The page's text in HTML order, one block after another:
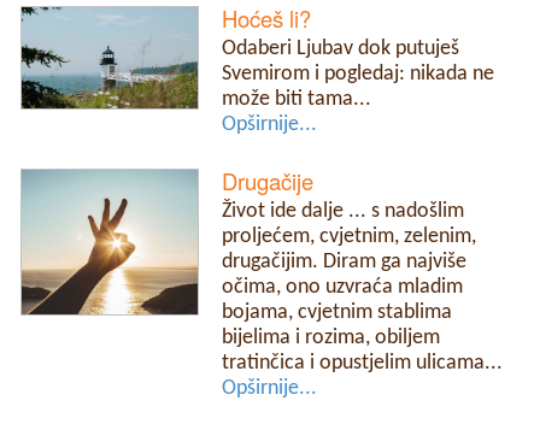
Hoćeš li?
Odaberi Ljubav dok putuješ
Svemirom i pogledaj: nikada ne
može biti tama...
Opširnije...
Drugačije
Život ide dalje ... s nadošlim
proljećem, cvjetnim, zelenim,
drugačijim. Diram ga najviše
očima, ono uzvraća mladim
bojama, cvjetnim stablima
bijelima i rozima, obiljem
tratinčica i opustjelim ulicama...
Opširnije...